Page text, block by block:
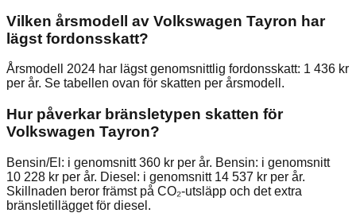
Vilken årsmodell av Volkswagen Tayron har
lägst fordonsskatt?
Årsmodell 2024 har lägst genomsnittlig fordonsskatt: 1 436 kr
per år. Se tabellen ovan för skatten per årsmodell.
Hur påverkar bränsletypen skatten för
Volkswagen Tayron?
Bensin/El: i genomsnitt 360 kr per år. Bensin: i genomsnitt
10 228 kr per år. Diesel: i genomsnitt 14 537 kr per år.
Skillnaden beror främst på CO₂-utsläpp och det extra
bränsletillägget för diesel.